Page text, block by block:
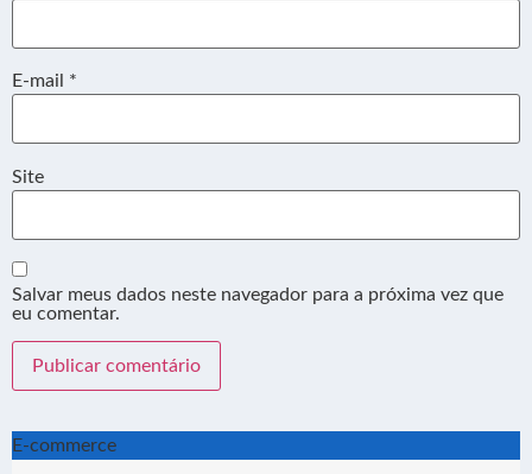
E-mail *
Site
Salvar meus dados neste navegador para a próxima vez que
eu comentar.
E-commerce